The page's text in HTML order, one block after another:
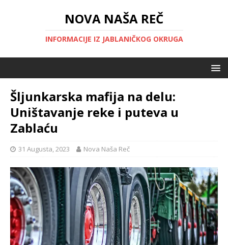
NOVA NAŠA REČ
INFORMACIJE IZ JABLANIČKOG OKRUGA
Šljunkarska mafija na delu:
Uništavanje reke i puteva u
Zablaću
31 Augusta, 2023 Nova Naša Reč